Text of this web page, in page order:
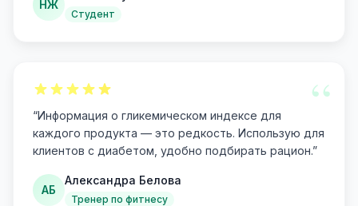
НЖ
Студент
“
“Информация о гликемическом индексе для
каждого продукта — это редкость. Использую для
клиентов с диабетом, удобно подбирать рацион.”
АБ
Александра Белова
Тренер по фитнесу